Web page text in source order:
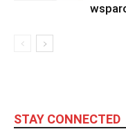
STAY CONNECTED